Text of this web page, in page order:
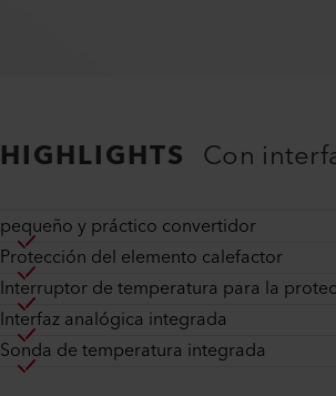
HIGHLIGHTS Con
pequeño y práctico convertidor
Protección del elemento calefactor
Interruptor de temperatura para la
Interfaz analógica integrada
Sonda de temperatura integrada